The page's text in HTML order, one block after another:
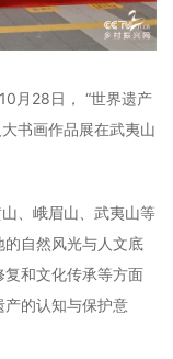
月28日， “世界遗产
书画作品展在武夷山
、峨眉山、武夷山等
自然风光与人文底
和文化传承等方面
产的认知与保护意